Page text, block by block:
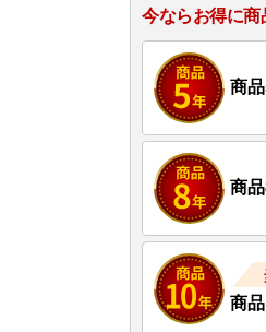
今ならお得に商
商
商
商